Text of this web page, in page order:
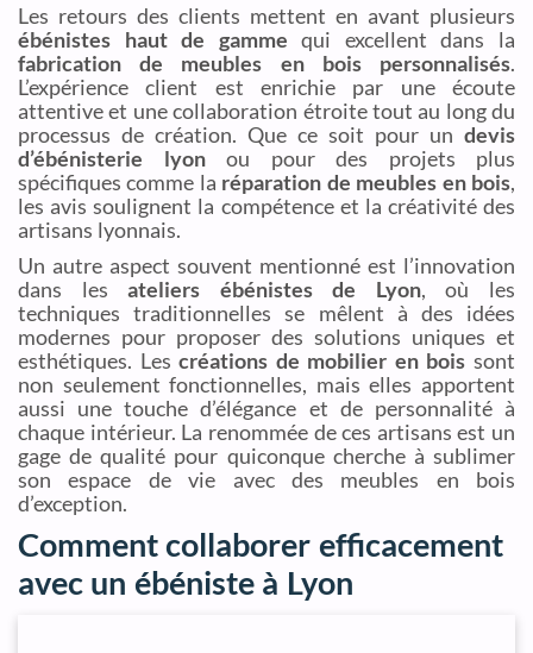
Les retours des clients mettent en avant plusieurs
ébénistes haut de gamme qui excellent dans la
fabrication de meubles en bois personnalisés.
L’expérience client est enrichie par une écoute
attentive et une collaboration étroite tout au long du
processus de création. Que ce soit pour un devis
d’ébénisterie lyonou pour des projets plus
spécifiques comme la réparation de meubles en bois,
les avis soulignent la compétence et la créativité des
artisans lyonnais.
Un autre aspect souvent mentionné est l’innovation
dans lesateliers ébénistes de Lyon, où les
techniques traditionnelles se mêlent à des idées
modernes pour proposer des solutions uniques et
esthétiques. Lescréations de mobilier en bois sont
non seulement fonctionnelles, mais elles apportent
aussi une touche d’élégance et de personnalité à
chaque intérieur. La renommée de ces artisans est un
gage de qualité pour quiconque cherche à sublimer
son espace de vie avec des meubles en bois
d’exception.
Comment collaborer efficacement
avec un ébéniste à Lyon